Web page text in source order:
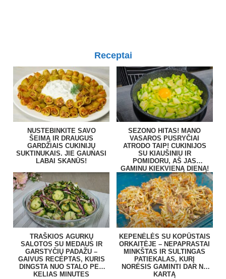
Receptai
NUSTEBINKITE SAVO
ŠEIMĄ IR DRAUGUS
GARDŽIAIS CUKINIJŲ
SUKTINUKAIS. JIE GAUNASI
LABAI SKANŪS!
SEZONO HITAS! MANO
VASAROS PUSRYČIAI
ATRODO TAIP! CUKINIJOS
SU KIAUŠINIU IR
POMIDORU, AŠ JAS
GAMINU KIEKVIENĄ DIENĄ!
TRAŠKIOS AGURKŲ
SALOTOS SU MEDAUS IR
GARSTYČIŲ PADAŽU –
GAIVUS RECEPTAS, KURIS
DINGSTA NUO STALO PER
KELIAS MINUTES
KEPENĖLĖS SU KOPŪSTAIS
ORKAITĖJE – NEPAPRASTAI
MINKŠTAS IR SULTINGAS
PATIEKALAS, KURĮ
NORĖSIS GAMINTI DAR NE
KARTĄ